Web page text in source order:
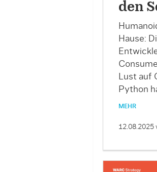
den
Hause:
Lust auf
Python
MEHR
12.08.2025